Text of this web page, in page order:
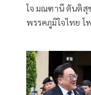
โจ มณฑานี ตันติสุ
พรรคภูมิใจไทย
ที่เป็นพรรคที่ทุกฝั่